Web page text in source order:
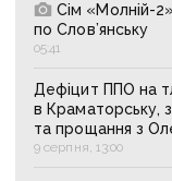
Сім «Молній-2»
по Слов’янську
05:41
Дефіцит ППО на
в Краматорську,
та прощання з
9 серпня, 13:00